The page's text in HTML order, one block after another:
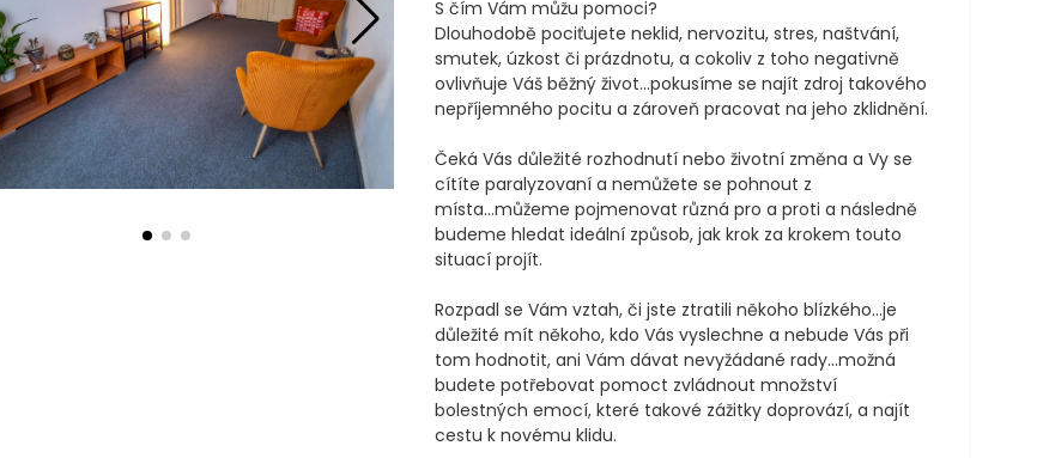
S čím Vám můžu pomoci?
Dlouhodobě pociťujete neklid, nervozitu, stres, naštvání,
smutek, úzkost či prázdnotu, a cokoliv z toho negativně
ovlivňuje Váš běžný život...pokusíme se najít zdroj takového
nepříjemného pocitu a zároveň pracovat na jeho zklidnění.
Čeká Vás důležité rozhodnutí nebo životní změna a Vy se
cítíte paralyzovaní a nemůžete se pohnout z
místa...můžeme pojmenovat různá pro a proti a následně
budeme hledat ideální způsob, jak krok za krokem touto
situací projít.
Rozpadl se Vám vztah, či jste ztratili někoho blízkého...je
důležité mít někoho, kdo Vás vyslechne a nebude Vás při
tom hodnotit, ani Vám dávat nevyžádané rady...možná
budete potřebovat pomoct zvládnout množství
bolestných emocí, které takové zážitky doprovází, a najít
cestu k novému klidu.